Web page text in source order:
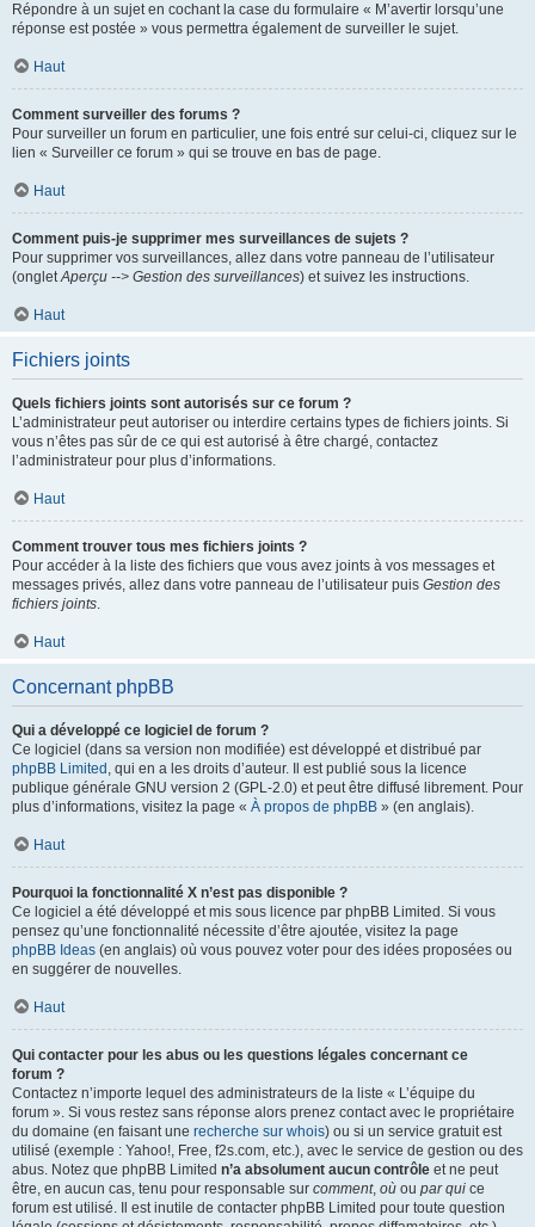
Répondre à un sujet en cochant la case du formulaire « M’avertir lorsqu’une
réponse est postée » vous permettra également de surveiller le sujet.
Haut
Comment surveiller des forums ?
Pour surveiller un forum en particulier, une fois entré sur celui-ci, cliquez sur le
lien « Surveiller ce forum » qui se trouve en bas de page.
Haut
Comment puis-je supprimer mes surveillances de sujets ?
Pour supprimer vos surveillances, allez dans votre panneau de l’utilisateur
(ongletAperçu --> Gestion des surveillances) et suivez les instructions.
Haut
Fichiers joints
Quels fichiers joints sont autorisés sur ce forum ?
L’administrateur peut autoriser ou interdire certains types de fichiers joints. Si
vous n’êtes pas sûr de ce qui est autorisé à être chargé, contactez
l’administrateur pour plus d’informations.
Haut
Comment trouver tous mes fichiers joints ?
Pour accéder à la liste des fichiers que vous avez joints à vos messages et
messages privés, allez dans votre panneau de l’utilisateur puis Gestion des
fichiers joints.
Haut
Concernant phpBB
Qui a développé ce logiciel de forum ?
Ce logiciel (dans sa version non modifiée) est développé et distribué par
phpBB Limited , qui en a les droits d’auteur. Il est publié sous la licence
publique générale GNU version 2 (GPL-2.0) et peut être diffusé librement. Pour
plus d’informations, visitez la page « À propos de phpBB » (en anglais).
Haut
Pourquoi la fonctionnalité X n’est pas disponible ?
Ce logiciel a été développé et mis sous licence par phpBB Limited. Si vous
pensez qu’une fonctionnalité nécessite d’être ajoutée, visitez la page
phpBB Ideas (en anglais) où vous pouvez voter pour des idées proposées ou
en suggérer de nouvelles.
Haut
Qui contacter pour les abus ou les questions légales concernant ce
forum ?
Contactez n’importe lequel des administrateurs de la liste « L’équipe du
forum ». Si vous restez sans réponse alors prenez contact avec le propriétaire
du domaine (en faisant une recherche sur whois) ou si un service gratuit est
utilisé (exemple : Yahoo!, Free, f2s.com, etc.), avec le service de gestion ou des
abus. Notez que phpBB Limited n’a absolument aucun contrôle et ne peut
être, en aucun cas, tenu pour responsable sur comment, où ou par qui ce
forum est utilisé. Il est inutile de contacter phpBB Limited pour toute question